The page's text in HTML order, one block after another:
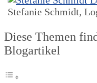
Stefanie Schmidt,
Diese Themen
Blogartikel